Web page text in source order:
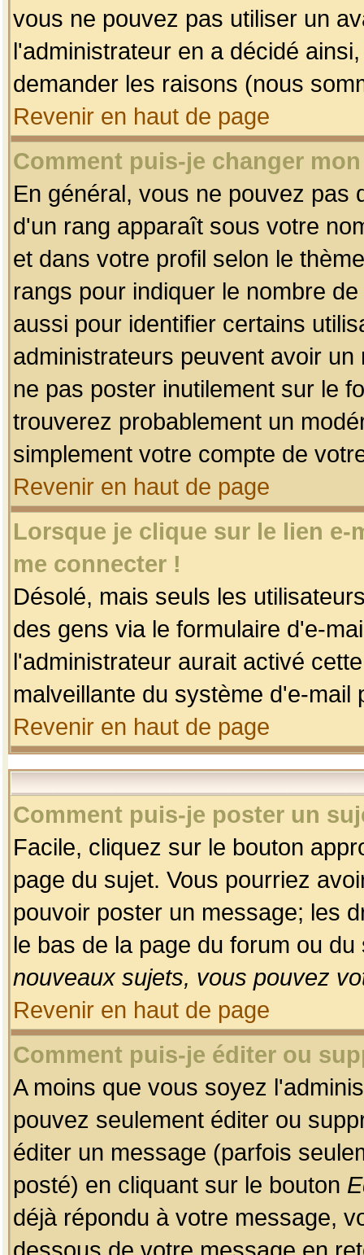
vous ne pouvez pas utiliser un
l'administrateur en a décidé
demander les raisons (nous
Revenir en haut de page
Comment puis-je changer
En général, vous ne pouvez pas
d'un rang apparaît sous votre
et dans votre profil selon le
rangs pour indiquer le nombre
aussi pour identifier certains
administrateurs peuvent avoir
ne pas poster inutilement sur le
trouverez probablement un
simplement votre compte de
Revenir en haut de page
Lorsque je clique sur le lien
me connecter !
Désolé, mais seuls les
des gens via le formulaire d'e-
l'administrateur aurait activé
malveillante du système d'e-
Revenir en haut de page
Comment puis-je poster un
Facile, cliquez sur le bouton
page du sujet. Vous pourriez
pouvoir poster un message; les
le bas de la page du forum ou
nouveaux sujets, vous pouvez
Revenir en haut de page
Comment puis-je éditer ou
A moins que vous soyez
pouvez seulement éditer ou
éditer un message (parfois
posté) en cliquant sur le bouton
déjà répondu à votre message,